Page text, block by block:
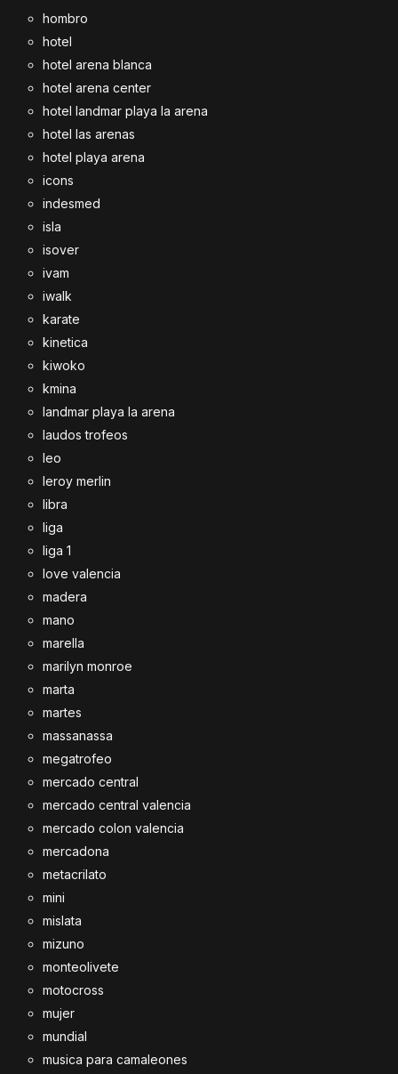
hombro
hotel
hotel arena blanca
hotel arena center
hotel landmar playa la arena
hotel las arenas
hotel playa arena
icons
indesmed
isla
isover
ivam
iwalk
karate
kinetica
kiwoko
kmina
landmar playa la arena
laudos trofeos
leo
leroy merlin
libra
liga
liga 1
love valencia
madera
mano
marella
marilyn monroe
marta
martes
massanassa
megatrofeo
mercado central
mercado central valencia
mercado colon valencia
mercadona
metacrilato
mini
mislata
mizuno
monteolivete
motocross
mujer
mundial
musica para camaleones